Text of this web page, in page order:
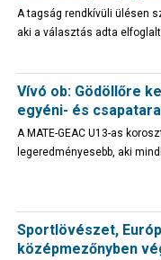
A tagság rendkívüli ülésen
aki a választás adta
Vívó ob: Gödöllőre
egyéni- és
A MATE-GEAC U13-as
legeredményesebb, aki
Sportlövészet,
középmezőnyben